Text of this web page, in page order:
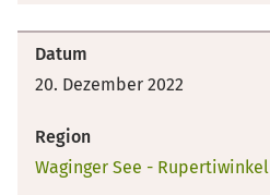
Datum
20. Dezember 2022
Region
Waginger See - Rupertiwinkel